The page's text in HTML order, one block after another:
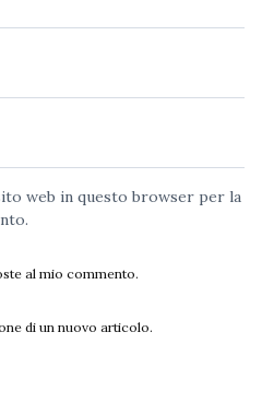
web in questo browser per la
al mio commento.
di un nuovo articolo.